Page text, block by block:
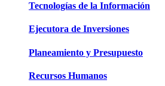
Tecnologías de la Información
Ejecutora de Inversiones
Planeamiento y Presupuesto
Recursos Humanos